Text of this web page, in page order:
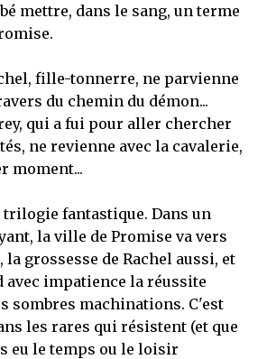
mettre, dans le sang, un terme
fille-tonnerre, ne parvienne
du chemin du démon...
qui a fui pour aller chercher
ne revienne avec la cavalerie,
moment...
trilogie fantastique. Dans un
la ville de Promise va vers
la grossesse de Rachel aussi, et
avec impatience la réussite
sombres machinations. C'est
les rares qui résistent (et que
eu le temps ou le loisir